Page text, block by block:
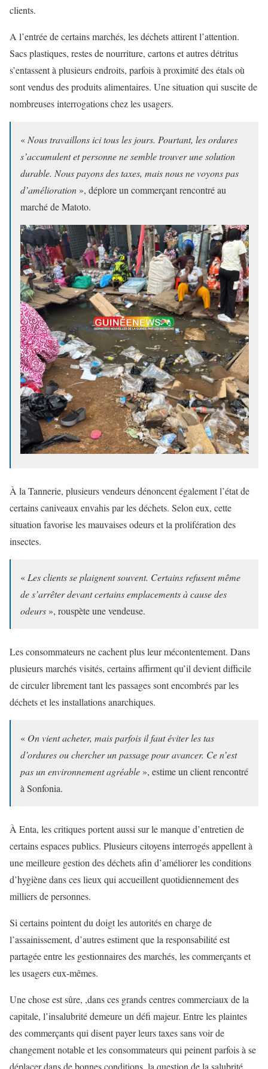
clients.
A l’entrée de certains marchés, les déchets attirent l’attention.
Sacs plastiques, restes de nourriture, cartons et autres détritus
s’entassent à plusieurs endroits, parfois à proximité des étals où
sont vendus des produits alimentaires. Une situation qui suscite de
nombreuses interrogations chez les usagers.
« Nous travaillons ici tous les jours. Pourtant, les ordures
s’accumulent et personne ne semble trouver une solution
durable. Nous payons des taxes, mais nous ne voyons pas
d’amélioration », déplore un commerçant rencontré au
marché de Matoto.
À la Tannerie, plusieurs vendeurs dénoncent également l’état de
certains caniveaux envahis par les déchets. Selon eux, cette
situation favorise les mauvaises odeurs et la prolifération des
insectes.
« Les clients se plaignent souvent. Certains refusent même
de s’arrêter devant certains emplacements à cause des
odeurs », rouspète une vendeuse.
Les consommateurs ne cachent plus leur mécontentement. Dans
plusieurs marchés visités, certains affirment qu’il devient difficile
de circuler librement tant les passages sont encombrés par les
déchets et les installations anarchiques.
« On vient acheter, mais parfois il faut éviter les tas
d’ordures ou chercher un passage pour avancer. Ce n’est
pas un environnement agréable », estime un client rencontré
à Sonfonia.
À Enta, les critiques portent aussi sur le manque d’entretien de
certains espaces publics. Plusieurs citoyens interrogés appellent à
une meilleure gestion des déchets afin d’améliorer les conditions
d’hygiène dans ces lieux qui accueillent quotidiennement des
milliers de personnes.
Si certains pointent du doigt les autorités en charge de
l’assainissement, d’autres estiment que la responsabilité est
partagée entre les gestionnaires des marchés, les commerçants et
les usagers eux-mêmes.
Une chose est sûre, ,dans ces grands centres commerciaux de la
capitale, l’insalubrité demeure un défi majeur. Entre les plaintes
des commerçants qui disent payer leurs taxes sans voir de
changement notable et les consommateurs qui peinent parfois à se
déplacer dans de bonnes conditions, la question de la salubrité